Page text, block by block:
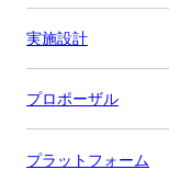
実施設計
プロポーザル
プラットフォーム